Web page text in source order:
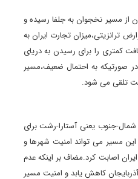
مسیر نخجوان به جلفا رسیده و
ترانزیتی،میزان تجارت ایران به
کمتری را برای رسیدن به دریای
صورتیکه به احتمال ضعیف،مسیر
تلقی می شود.
جنوب یعنی آستارا-رشت برای
مسیر می تواند امنیت شهرها و
اصابت کرد.مضاف بر اینکه عدم
کاهش یابد و امنیت مسیر